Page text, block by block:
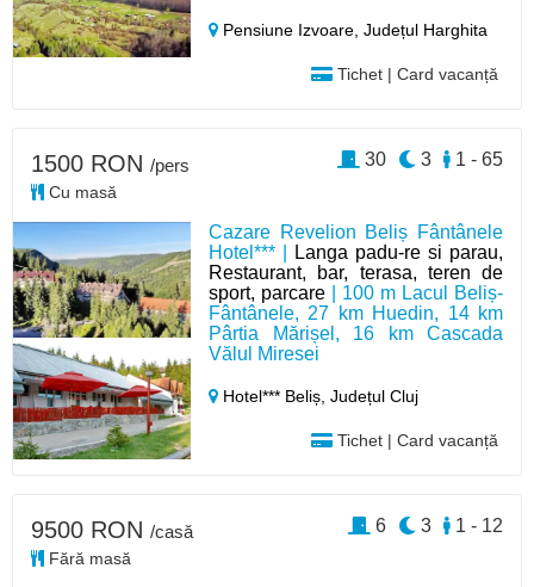
Pensiune Izvoare,Județul Harghita
Tichet | Card vacanță
Cazare Revelion Beliș Fântânele
Hotel*** |
Langa padu-re si parau,
Restaurant, bar, terasa, teren de
sport, parcare | 100 m Lacul Beliș-
Fântânele, 27 km Huedin, 14 km
Pârtia Mărișel, 16 km Cascada
Vălul Miresei
Hotel*** Beliș,Județul Cluj
Tichet | Card vacanță
1500 RON /pers
Cu masă
1 - 65
3
30
9500 RON /casă
Fără masă
1 - 12
3
6